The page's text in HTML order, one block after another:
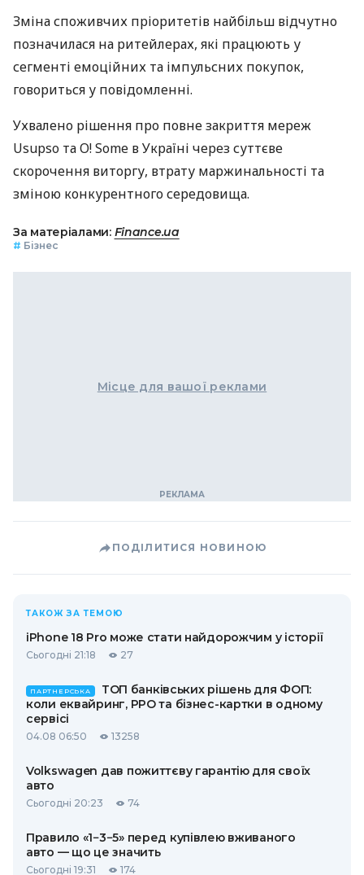
Зміна споживчих пріоритетів найбільш відчутно
позначилася на ритейлерах, які працюють у
сегменті емоційних та імпульсних покупок,
говориться у повідомленні.
Ухвалено рішення про повне закриття мереж
Usupso та O! Some в Україні через суттєве
скорочення виторгу, втрату маржинальності та
зміною конкурентного середовища.
За матеріалами: Finance.ua
# Бізнес
Місце для вашої реклами
ПОДІЛИТИСЯ НОВИНОЮ
ТАКОЖ ЗА ТЕМОЮ
iPhone 18 Pro може стати найдорожчим у історії
Сьогодні 21:18 27
ПАРТНЕРСЬКА
ТОП банківських рішень для ФОП:
коли еквайринг, РРО та бізнес-картки в одному
сервісі
04.08 06:50 13258
Volkswagen дав пожиттєву гарантію для своїх
авто
Сьогодні 20:23 74
Правило «1−3−5» перед купівлею вживаного
авто — що це значить
Сьогодні 19:31 174